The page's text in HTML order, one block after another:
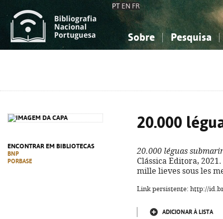
PT EN FR
Sobre Pesquisa
ENCONTRAR EM BIBLIOTECAS
BNP
PORBASE
20.000
20.000 léguas
Clássica Editora,
mille lieves sous les
Link persistente: http://
ADICIONAR À LISTA